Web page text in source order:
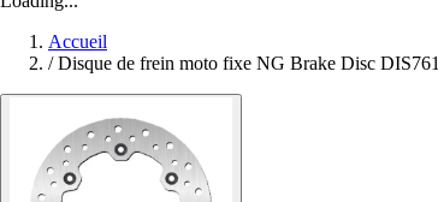
Accueil
/ Disque de frein moto fixe NG Brake Disc DIS761